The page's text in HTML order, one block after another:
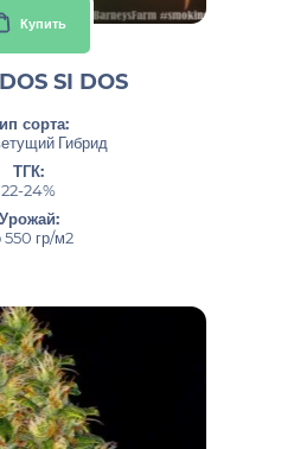
Купить
SI DOS
сорта:
Гибрид
ТГК:
22-24%
Урожай:
550 гр/м2